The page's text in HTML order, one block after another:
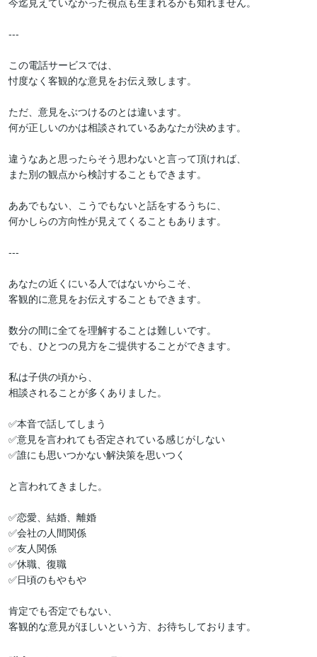
---
この電話サービスでは、
忖度なく客観的な意見をお伝え致します。
ただ、意見をぶつけるのとは違います。
何が正しいのかは相談されているあなたが決めます。
違うなあと思ったらそう思わないと言って頂ければ、
また別の観点から検討することもできます。
ああでもない、こうでもないと話をするうちに、
何かしらの方向性が見えてくることもあります。
---
あなたの近くにいる人ではないからこそ、
客観的に意見をお伝えすることもできます。
数分の間に全てを理解することは難しいです。
でも、ひとつの見方をご提供することができます。
私は子供の頃から、
相談されることが多くありました。
✅本音で話してしまう
✅意見を言われても否定されている感じがしない
✅誰にも思いつかない解決策を思いつく
と言われてきました。
✅恋愛、結婚、離婚
✅会社の人間関係
✅友人関係
✅休職、復職
✅日頃のもやもや
肯定でも否定でもない、
客観的な意見がほしいという方、お待ちしております。